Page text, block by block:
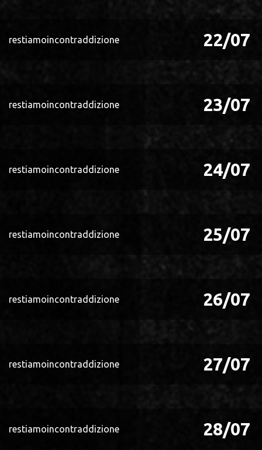
restiamoincontraddizione 22/07
restiamoincontraddizione 23/07
restiamoincontraddizione 24/07
restiamoincontraddizione 25/07
restiamoincontraddizione 26/07
restiamoincontraddizione 27/07
restiamoincontraddizione 28/07